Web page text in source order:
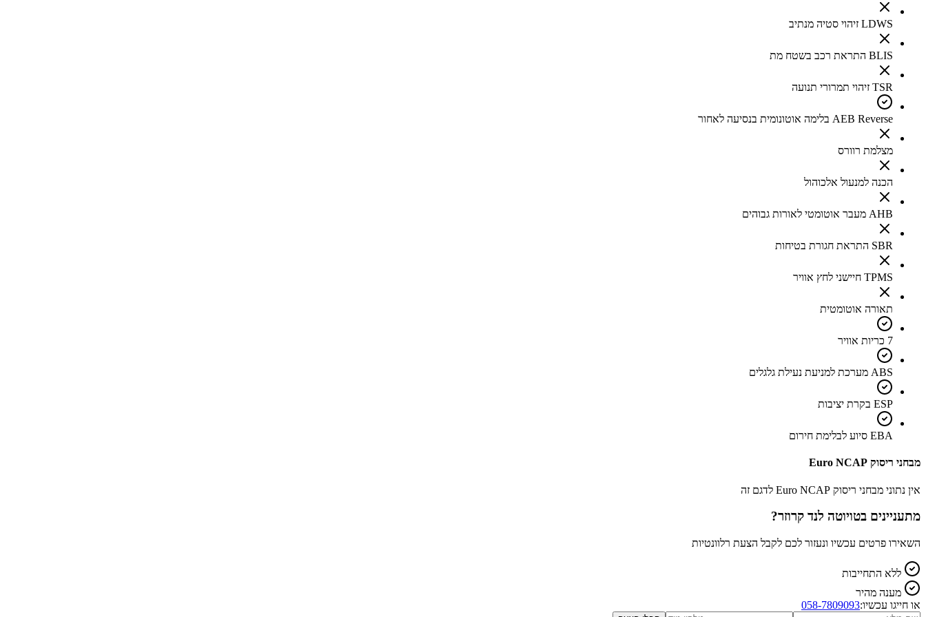
LDWS זיהוי סטיה מנתיב
BLIS התראת רכב בשטח מת
TSR זיהוי תמרורי תנועה
AEB Reverse בלימה אוטונומית בנסיעה לאחור
מצלמת רוורס
הכנה למנעול אלכוהול
AHB מעבר אוטומטי לאורות גבוהים
SBR התראת חגורת בטיחות
TPMS חיישני לחץ אוויר
תאורה אוטומטית
7 כריות אוויר
ABS מערכת למניעת נעילת גלגלים
ESP בקרת יציבות
EBA סיוע לבלימת חירום
מבחני ריסוק Euro NCAP
אין נתוני מבחני ריסוק Euro NCAP לדגם זה
מתעניינים בטויוטה לנד קרוזר?
השאירו פרטים עכשיו ונעזור לכם לקבל הצעת רלוונטיות
ללא התחייבות
מענה מהיר
או חייגו עכשיו:058-7809093